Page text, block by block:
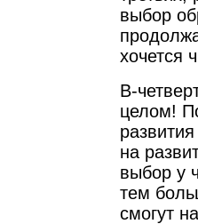
выбор
хочется
В-
целом!
на
выбор у
тем
смогут